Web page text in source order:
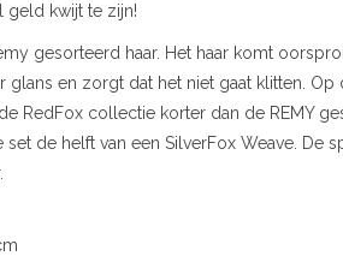
geld kwijt te zijn!
gesorteerd haar. Het haar komt
en zorgt dat het niet gaat klitten.
RedFox collectie korter dan de REMY
de helft van een SilverFox Weave.